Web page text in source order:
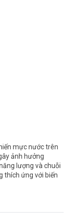
mực nước trên
ảnh hưởng
lượng và chuỗi
thích ứng với biến